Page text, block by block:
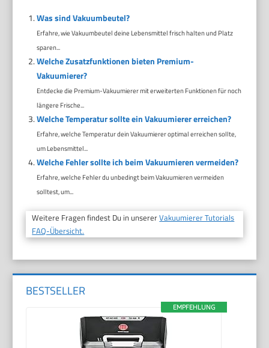
Was sind Vakuumbeutel?
Erfahre, wie Vakuumbeutel deine Lebensmittel frisch halten und Platz
sparen...
Welche Zusatzfunktionen bieten Premium-
Vakuumierer?
Entdecke die Premium-Vakuumierer mit erweiterten Funktionen für noch
längere Frische...
Welche Temperatur sollte ein Vakuumierer erreichen?
Erfahre, welche Temperatur dein Vakuumierer optimal erreichen sollte,
um Lebensmittel...
Welche Fehler sollte ich beim Vakuumieren vermeiden?
Erfahre, welche Fehler du unbedingt beim Vakuumieren vermeiden
solltest, um...
Weitere Fragen findest Du in unsererVakuumierer Tutorials
FAQ-Übersicht.
BESTSELLER
EMPFEHLUNG